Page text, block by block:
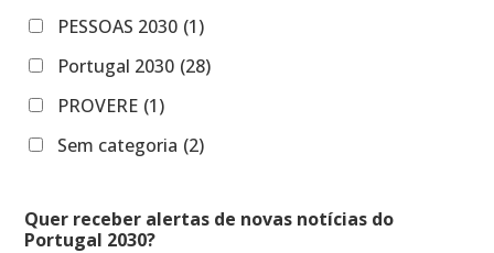
PESSOAS 2030 (1)
Portugal 2030 (28)
PROVERE (1)
Sem categoria (2)
Quer receber alertas de novas notícias do
Portugal 2030?